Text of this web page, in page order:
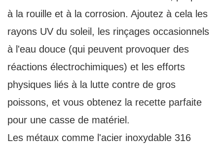
à la rouille et à la corrosion. Ajoutez à cela les
rayons UV du soleil, les rinçages occasionnels
à l'eau douce (qui peuvent provoquer des
réactions électrochimiques) et les efforts
physiques liés à la lutte contre de gros
poissons, et vous obtenez la recette parfaite
pour une casse de matériel.
Les métaux comme l'acier inoxydable 316